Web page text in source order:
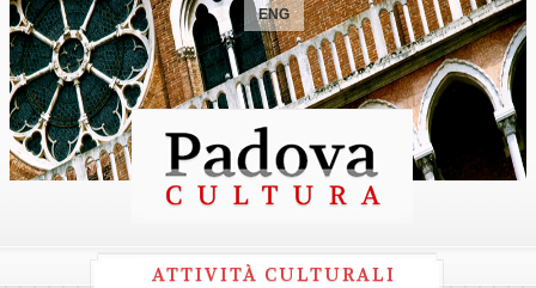
ENG
ATTIVITÀ CULTURALI